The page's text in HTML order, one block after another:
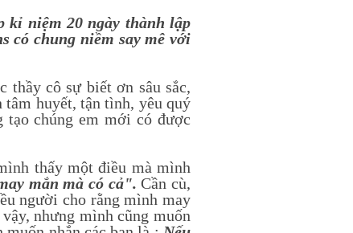
niệm 20 ngày thành lập
có chung niềm say mê với
cô sự biết ơn sâu sắc,
huyết, tận tình, yêu quý
tạo chúng em mới có được
thấy một điều mà mình
mắn mà có cả". Cần cù,
người cho rằng mình may
nhưng mình cũng muốn